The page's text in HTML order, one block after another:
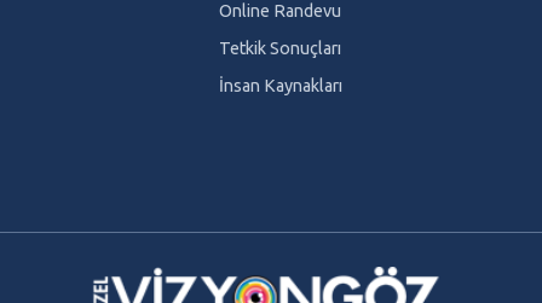
Online Randevu
Tetkik Sonuçları
İnsan Kaynakları